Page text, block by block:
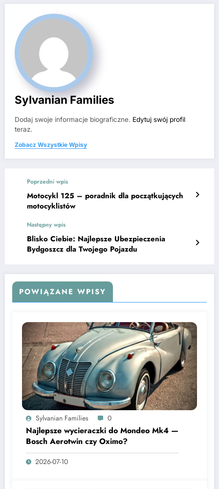
Sylvanian Families
Dodaj swoje informacje biograficzne. Edytuj swój profil
teraz.
Zobacz Wszystkie Wpisy
Poprzedni wpis
Motocykl 125 – poradnik dla początkujących
motocyklistów
Następny wpis
Blisko Ciebie: Najlepsze Ubezpieczenia
Bydgoszcz dla Twojego Pojazdu
POWIĄZANE WPISY
Sylvanian Families 0
Najlepsze wycieraczki do Mondeo Mk4 —
Bosch Aerotwin czy Oximo?
2026-07-10